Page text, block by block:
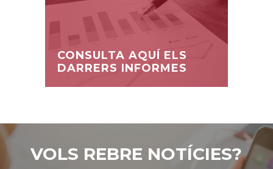
CONSULTA AQUÍ ELS
DARRERS INFORMES
VOLS REBRE NOTÍCIES?